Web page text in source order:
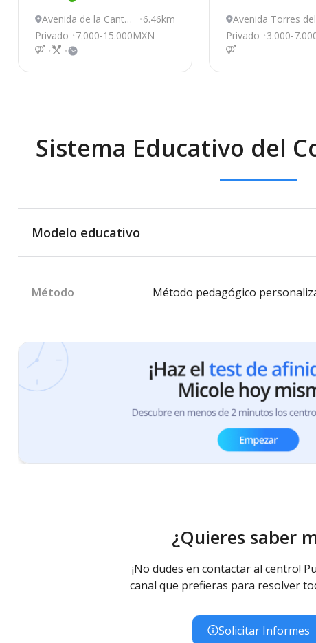
Avenida de la Canter
a 9700, Chihuahua
6.46km
Privado
7.000-15.000MXN
Avenida Torres
cho 9318,
Privado
3.000-
Sistema Educativo del
Modelo educativo
Método Método pedagógico
¿Quieres saber
¡No dudes en contactar al centro!
canal que prefieras para resolver
Solicitar Informes